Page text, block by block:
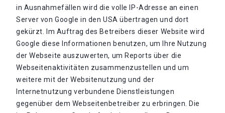
in Ausnahmefällen wird die volle IP-Adresse an einen
Server von Google in den USA übertragen und dort
gekürzt. Im Auftrag des Betreibers dieser Website wird
Google diese Informationen benutzen, um Ihre Nutzung
der Webseite auszuwerten, um Reports über die
Webseitenaktivitäten zusammenzustellen und um
weitere mit der Websitenutzung und der
Internetnutzung verbundene Dienstleistungen
gegenüber dem Webseitenbetreiber zu erbringen. Die